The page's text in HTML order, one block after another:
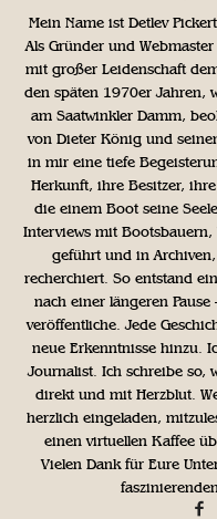
Mein Name ist Detlev
Als Gründer und
mit großer Leidenschaft
den späten 1970er Jahren,
am Saatwinkler Damm,
von Dieter König und
in mir eine tiefe
Herkunft, ihre Besitzer, ihre
die einem Boot seine
Interviews mit Bootsbauern,
geführt und in
recherchiert. So entstand
nach einer längeren
veröffentliche. Jede
neue Erkenntnisse hinzu.
Journalist. Ich schreibe so,
direkt und mit Herzblut.
herzlich eingeladen,
einen virtuellen Kaffee
Vielen Dank für Eure